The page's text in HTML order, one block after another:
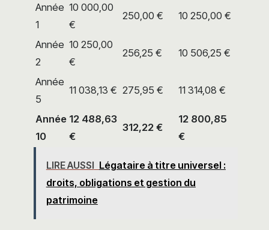
Année
1
10 000,00
€
250,00 € 10 250,00 €
Année
2
10 250,00
€
256,25 € 10 506,25 €
Année
5
11 038,13 € 275,95 € 11 314,08 €
Année
10
12 488,63
€
312,22 €
12 800,85
€
LIRE AUSSI Légataire à titre universel :
droits, obligations et gestion du
patrimoine